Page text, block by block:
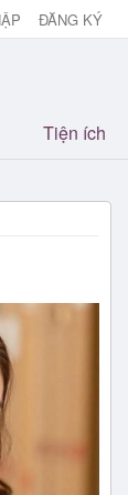
ĐĂNG KÝ
Tiện ích